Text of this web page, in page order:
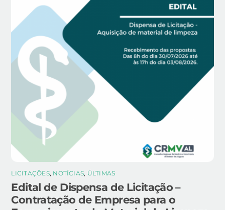
LICITAÇÕES, NOTÍCIAS, ÚLTIMAS
Edital de Dispensa de Licitação –
Contratação de Empresa para o